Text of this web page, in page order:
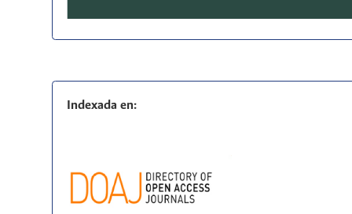
Indexada en: